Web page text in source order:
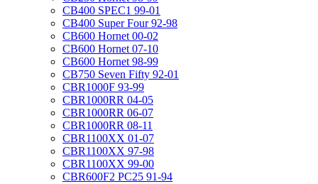
CB400 SPEC1 99-01
CB400 Super Four 92-98
CB600 Hornet 00-02
CB600 Hornet 07-10
CB600 Hornet 98-99
CB750 Seven Fifty 92-01
CBR1000F 93-99
CBR1000RR 04-05
CBR1000RR 06-07
CBR1000RR 08-11
CBR1100XX 01-07
CBR1100XX 97-98
CBR1100XX 99-00
CBR600F2 PC25 91-94